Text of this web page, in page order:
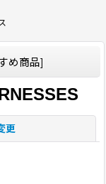
め商品]
更